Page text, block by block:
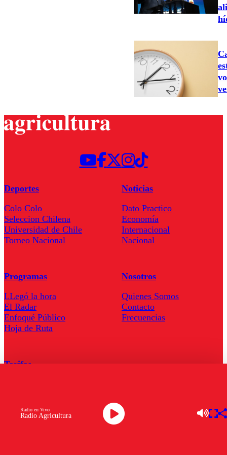
Radio Agricultura
Radio en Vivo
Deportes
Colo Colo
Seleccion Chilena
Universidad de Chile
Torneo Nacional
Noticias
Dato Practico
Economía
Internacional
Nacional
Programas
LLegó la hora
El Radar
Enfoqué Público
Hoja de Ruta
Nosotros
Quienes Somos
Contacto
Frecuencias
Tarifas